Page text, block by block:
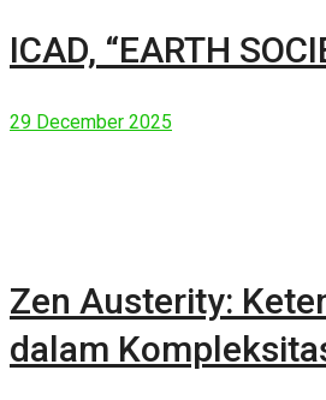
ICAD, “EARTH
29 December 2025
Zen Austerity:
dalam